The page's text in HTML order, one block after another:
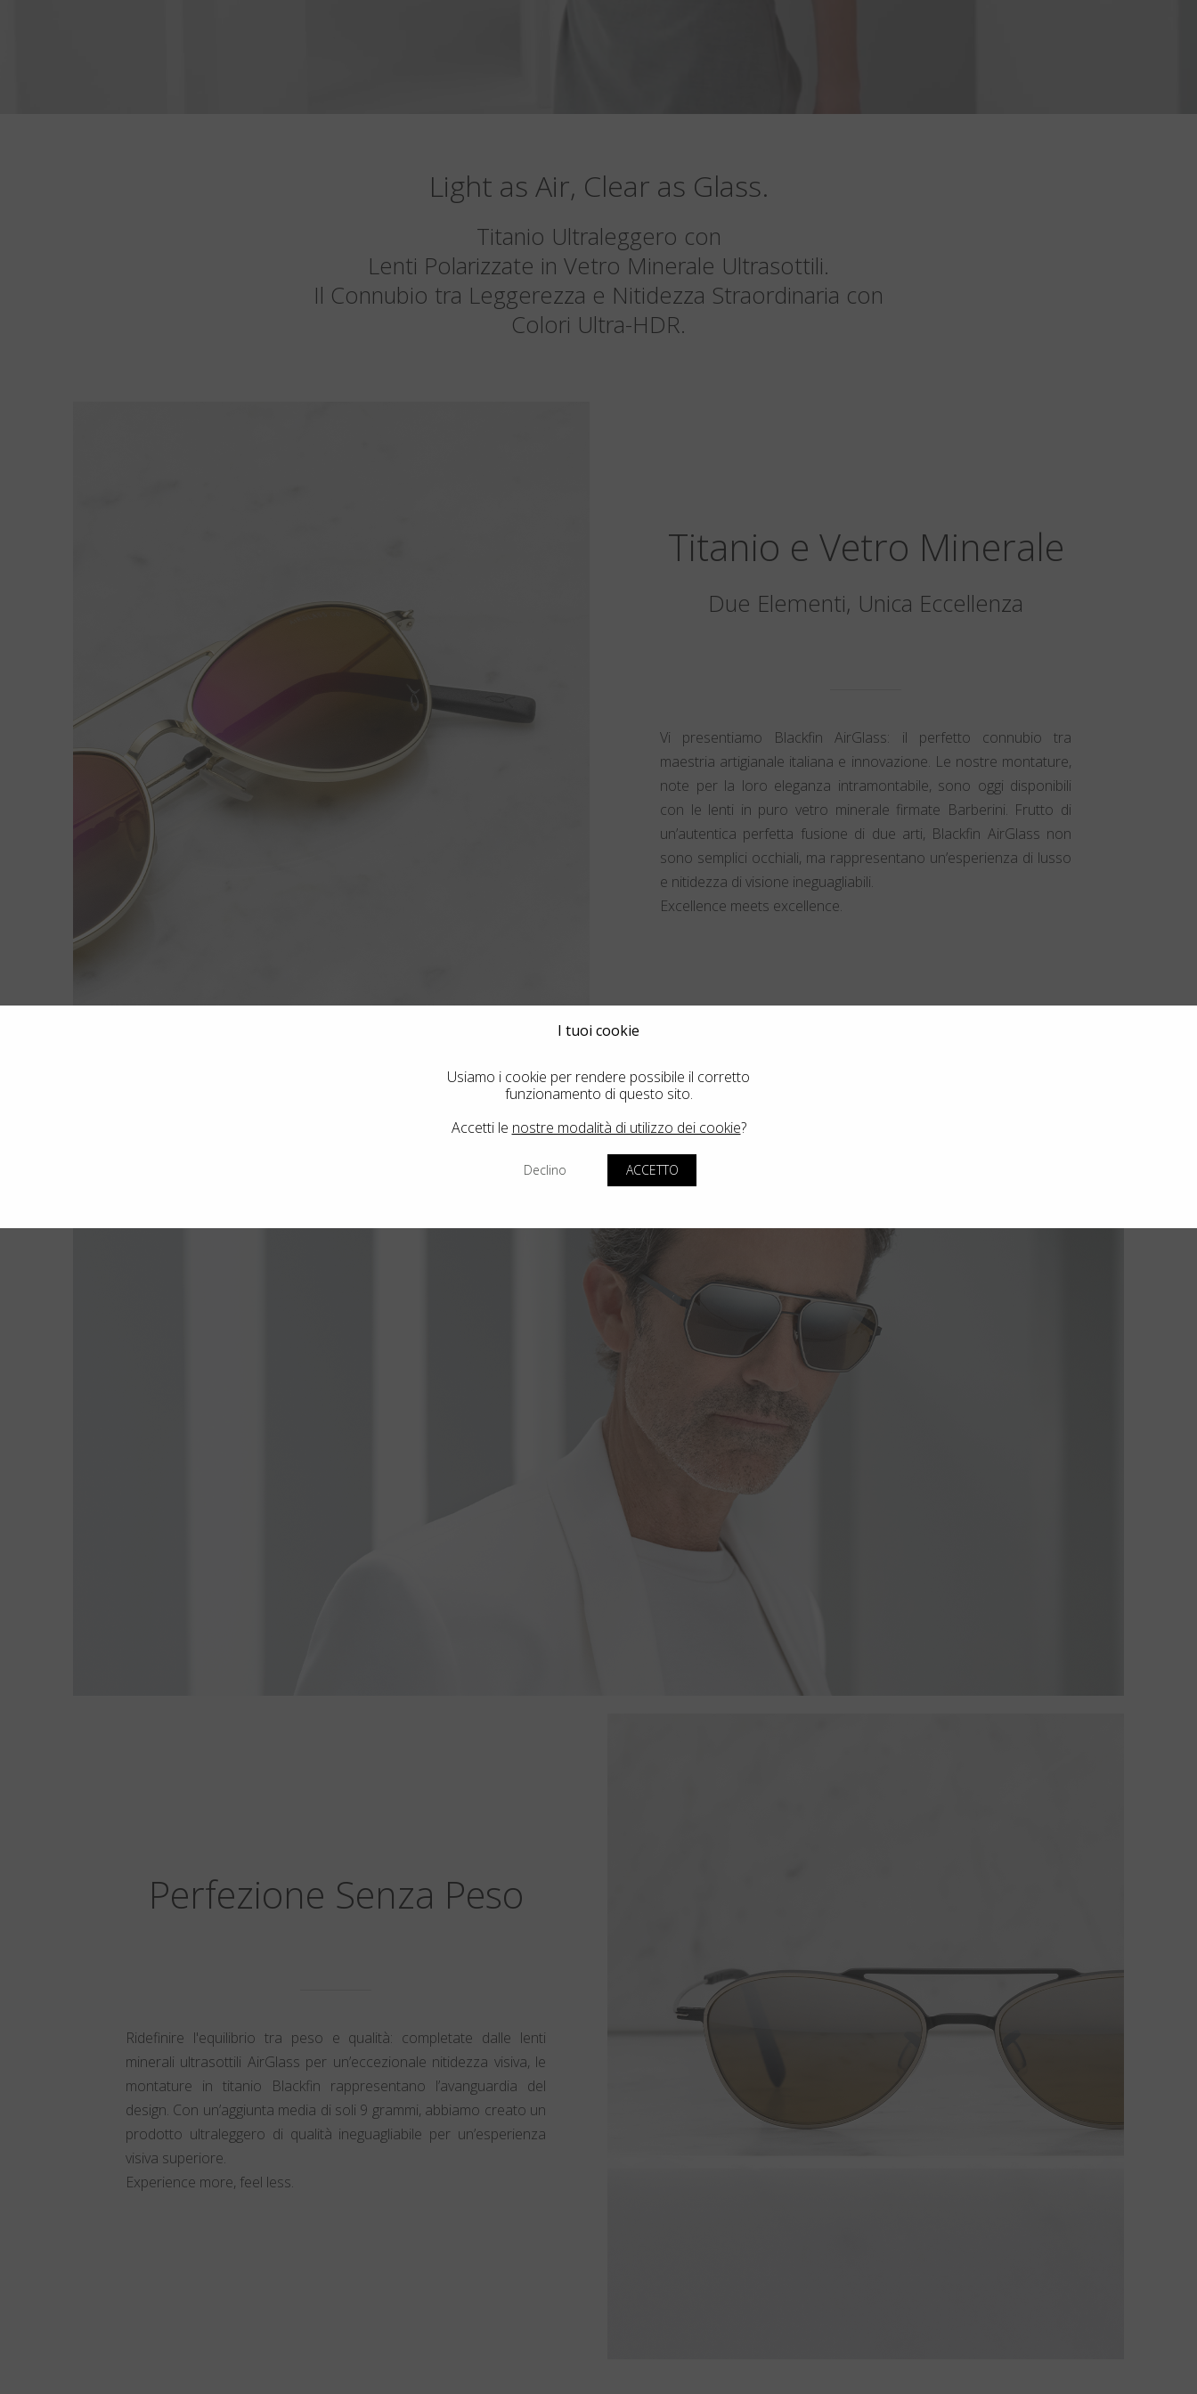
Light as Air, Clear as Glass.
Titanio Ultraleggero con
Lenti Polarizzate in Vetro Minerale Ultrasottili.
Il Connubio tra Leggerezza e Nitidezza Straordinaria con
Colori Ultra-HDR.
Titanio e Vetro Minerale
Due Elementi, Unica Eccellenza
Vi presentiamo Blackfin AirGlass: il perfetto connubio tra
maestria artigianale italiana e innovazione. Le nostre montature,
note per la loro eleganza intramontabile, sono oggi disponibili
con le lenti in puro vetro minerale firmate Barberini. Frutto di
un’autentica perfetta fusione di due arti, Blackfin AirGlass non
sono semplici occhiali, ma rappresentano un’esperienza di lusso
e nitidezza di visione ineguagliabili.
Excellence meets excellence.
Perfezione Senza Peso
Ridefinire l'equilibrio tra peso e qualità: completate dalle lenti
minerali ultrasottili AirGlass per un’eccezionale nitidezza visiva, le
montature in titanio Blackfin rappresentano l’avanguardia del
design. Con un’aggiunta media di soli 9 grammi, abbiamo creato un
prodotto ultraleggero di qualità ineguagliabile per un’esperienza
visiva superiore.
Experience more, feel less.
I tuoi cookie
Usiamo i cookie per rendere possibile il corretto
funzionamento di questo sito.
Accetti le nostre modalità di utilizzo dei cookie?
Declino ACCETTO